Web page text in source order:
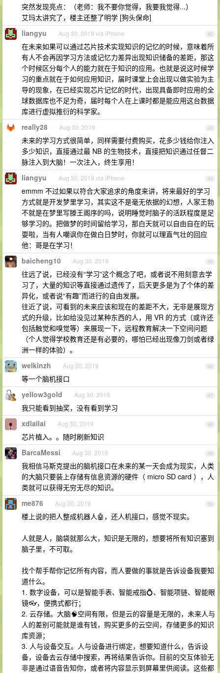
突然发现亮点：（老师：我不要你觉得，我要我觉得...）
艾玛太讲究了，楼主还整了明学 [狗头保命]
42
liangyu Aug 30, 2019 via iPhone
在未来如果可以通过芯片技术实现知识的记忆的时候，意味着所
有人不会再因学习方法或记忆力差异出现知识储备的差距，那这
个时候区分每个人的能力就在于知识的应用。也就是说这时候学
习的重点就在于如何应用知识，届时课堂上会出现以做实验为主
导的现象，在已经实现芯片记忆的时代，出现具备即时应用的全
球数据库也不足为奇，届时每个人在上课时都是能应用这台数据
库进行虚拟推衍的科学家。
43
really28 Aug 30, 2019
未来的学习方式很简单，同样需要付费购买，花多少钱给你注入
多少知识，直接通过最 NB 的生物技术，直接把知识通过任督二
脉注入到大脑！一次注入，终生享用！
44
liangyu Aug 30, 2019 via iPhone
emmm 不过如果以符合大家追求的角度来讲，将来最好的学习
方式就是开发梦里学习，其实这不是毫无依据的幻想，人家王勃
不就是在梦里写滕王阁序的吗，说明睡觉时脑子的活跃程度是足
够学习的。把做梦的时间留给学习，那白天就可以自由自在的玩
耍啦，当有人嘲讽你在做白日梦时，你就可以理直气壮的回应
他：哥是在学习！
45
baicheng10 Aug 30, 2019
往远了说，已经没有“学习”这个概念了吧，或者说不用刻意去学
习了，大量的知识等直接通过遗传了，后天更多是为了个体的差
异化，或者说“有趣”而进行的自由发展。
往近了说，可看到的未来应该和现在的差距不大，无非是展现方
式的升级，比如给没见过某种东西的人，用 VR 的方式（或许还
包括触觉和嗅觉等）来展现一下，远程教育解决一下空间问题
（个人觉得学校教育还是有必要的，哪怕已经出现像刀剑或者绿
洲一样的体验）。
46
welkinzh Aug 30, 2019
等一个脑机接口
47
yellow3gold Aug 30, 2019
我只能看到抽奖，没有看到学习
48
xdlailai Aug 30, 2019
芯片植入。。随时刷新知识
49
BarcaMessi Aug 30, 2019
我相信马斯克提出的脑机接口在未来的某一天会成为现实，人类
的大脑只要装上存储有信息资源的硬件（ micro SD card ），人
类就可以获得无穷无尽的知识。
50
me876 Aug 30, 2019
楼上说的把人整成机器人🤖，还人机接口，感觉不现实。
人就是人，脑袋就那么大，知识是无限的，想要将所有知识塞到
脑子里，不可取。
找个帮手帮你记忆所有内容，而人要做的事就是告诉设备我要知
道什么。
1. 数字设备，可以是智能手表、智能戒指💍、智能项链、智能眼
镜👓，便携式都行；
2. 云存储。大脑🧠空间有限，但是云的容量是无限的，未来人与
人的差别可能就是谁有钱，购买更多的云空间，存储更多的知识
库资源；
3. 人与设备交互。人与设备进行绑定，想要知道什么，告诉设
备，设备去云存储中搜索，再将结果告诉你。目前的交互体验无
非是通过语音告知你，或者将内容显示到屏幕里供阅读。这些都